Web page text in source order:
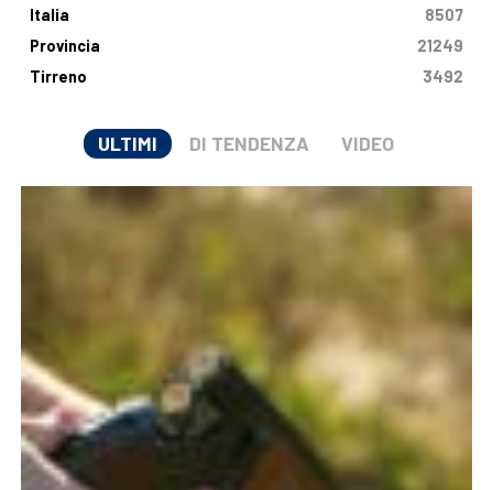
Italia
8507
Provincia
21249
Tirreno
3492
ULTIMI DI TENDENZA VIDEO